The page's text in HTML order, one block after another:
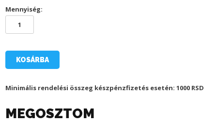
Mennyiség:
TSC-
FREIBURG
KOSÁRBA
Minimális rendelési összeg készpénzfizetés esetén: 1000 RSD
MEGOSZTOM